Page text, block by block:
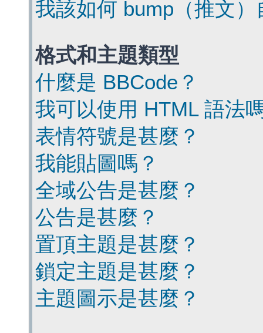
我該如何 bump（推文
格式和主題類型
什麼是 BBCode？
我可以使用 HTML 語法
表情符號是甚麼？
我能貼圖嗎？
全域公告是甚麼？
公告是甚麼？
置頂主題是甚麼？
鎖定主題是甚麼？
主題圖示是甚麼？